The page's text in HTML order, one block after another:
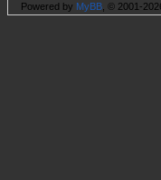
Powered by MyBB , © 2001-